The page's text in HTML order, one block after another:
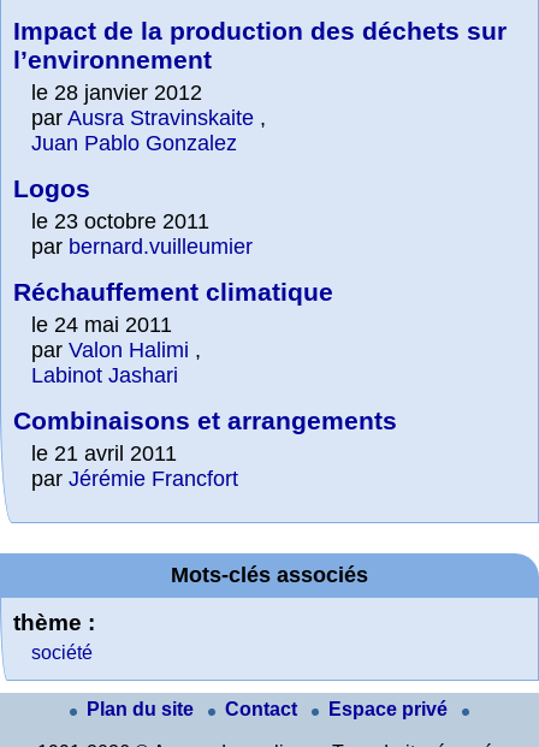
Impact de la production des déchets sur
l’environnement
le 28 janvier 2012
par Ausra Stravinskaite ,
Juan Pablo Gonzalez
Logos
le 23 octobre 2011
par bernard.vuilleumier
Réchauffement climatique
le 24 mai 2011
par Valon Halimi ,
Labinot Jashari
Combinaisons et arrangements
le 21 avril 2011
par Jérémie Francfort
Mots-clés associés
thème :
société
Plan du site Contact Espace privé